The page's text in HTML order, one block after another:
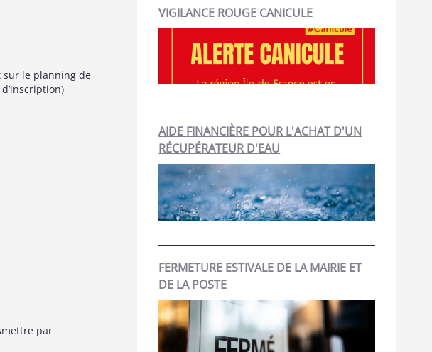
le planning de
par
VIGILANCE ROUGE CANICULE
AIDE FINANCIÈRE POUR L'ACHAT D'UN
RÉCUPÉRATEUR D'EAU
FERMETURE ESTIVALE DE LA MAIRIE ET
DE LA POSTE